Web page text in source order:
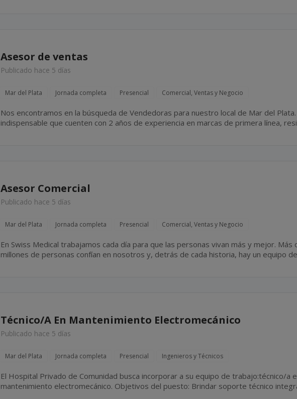
Asesor de ventas
Publicado hace 5 días
Mar del Plata Jornada completa Presencial Comercial, Ventas y Negocio
Nos encontramos en la búsqueda de Vendedoras para nuestro local de Mar del Plata.
indispensable que cuenten con 2 años de experiencia en marcas de primera línea,
Asesor Comercial
Publicado hace 5 días
Mar del Plata Jornada completa Presencial Comercial, Ventas y Negocio
En Swiss Medical trabajamos cada día para que las personas vivan más y mejor. Más de 4
millones de personas confían en nosotros y, detrás de cada historia, hay un equipo
Técnico/A En Mantenimiento Electromecánico
Publicado hace 5 días
Mar del Plata Jornada completa Presencial Ingenieros y Técnicos
El Hospital Privado de Comunidad busca incorporar a su equipo de trabajo:técnico/a
mantenimiento electromecánico. Objetivos del puesto: Brindar soporte técnico integral a los